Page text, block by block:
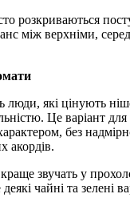
розкриваються
між верхніми,
люди, які цінують
Це варіант для
без
акордів.
звучать у
чайні та зелені